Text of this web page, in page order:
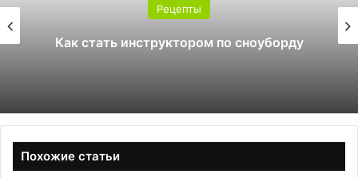
сноуборду
Какой поликарбонат
теплицы: 4 или
Похожие статьи